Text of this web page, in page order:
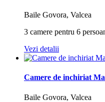
Baile Govora, Valcea
3 camere pentru 6
Vezi detalii
Camere de inchiriat
Baile Govora, Valcea